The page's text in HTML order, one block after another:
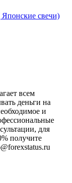
свечи)
всем
деньги на
и
для
получите